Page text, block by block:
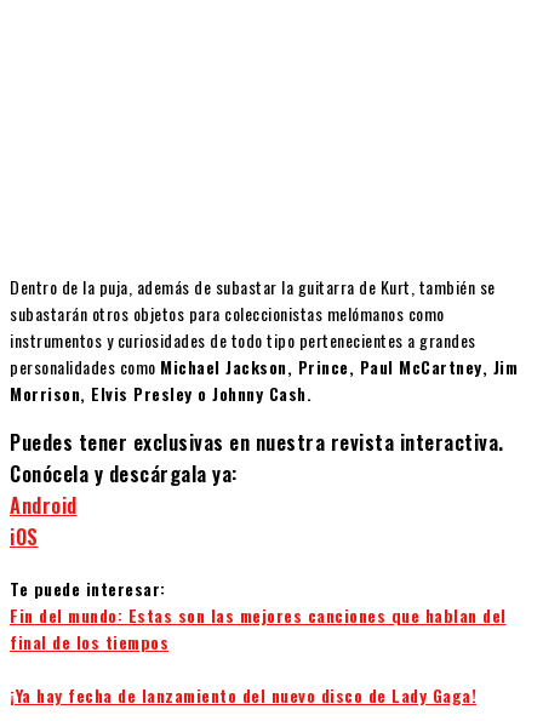
Dentro de la puja, además de subastar la guitarra de Kurt, también se
subastarán otros objetos para coleccionistas melómanos como
instrumentos y curiosidades de todo tipo pertenecientes a grandes
personalidades como Michael Jackson, Prince, Paul McCartney, Jim
Morrison, Elvis Presley o Johnny Cash.
Puedes tener exclusivas en nuestra revista interactiva.
Conócela y descárgala ya:
Android
iOS
Te puede interesar:
Fin del mundo: Estas son las mejores canciones que hablan del
final de los tiempos
¡Ya hay fecha de lanzamiento del nuevo disco de Lady Gaga!